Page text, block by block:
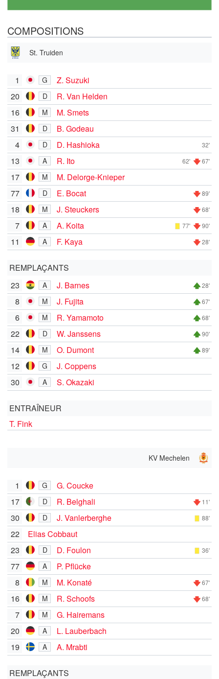
COMPOSITIONS
St. Truiden
1 G
Z. Suzuki
20
D
R. Van Helden
16
M
M. Smets
31
D
B. Godeau
4
D D. Hashioka 32'
13 A R. Ito 62' 67'
17 M
M. Delorge-Knieper
77
D E. Bocat 89'
18 M J. Steuckers 68'
7 A A. Koita 77' 90'
11 A F. Kaya 28'
REMPLAÇANTS
23
A J. Barnes 28'
8 M J. Fujita 67'
6 M R. Yamamoto 68'
22 D W. Janssens 90'
14 M O. Dumont 89'
12 G
J. Coppens
30
A S. Okazaki
ENTRAÎNEUR
T. Fink
KV Mechelen
1 G
G. Coucke
17
D R. Belghali 11'
30 D J. Vanlerberghe 88'
22
Elias Cobbaut
23
D D. Foulon 36'
77 A
P. Pflücke
8
M M. Konaté 67'
16 M R. Schoofs 68'
7 M
G. Hairemans
20
A
L. Lauberbach
19
A A. Mrabti
REMPLAÇANTS